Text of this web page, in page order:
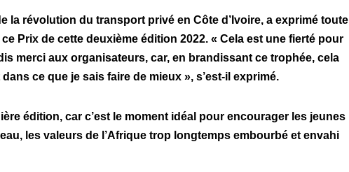
la révolution du transport privé en Côte d’Ivoire, a exprimé toute
Prix de cette deuxième édition 2022. « Cela est une fierté pour
merci aux organisateurs, car, en brandissant ce trophée, cela
ce que je sais faire de mieux », s’est-il exprimé.
édition, car c’est le moment idéal pour encourager les jeunes
les valeurs de l’Afrique trop longtemps embourbé et envahi